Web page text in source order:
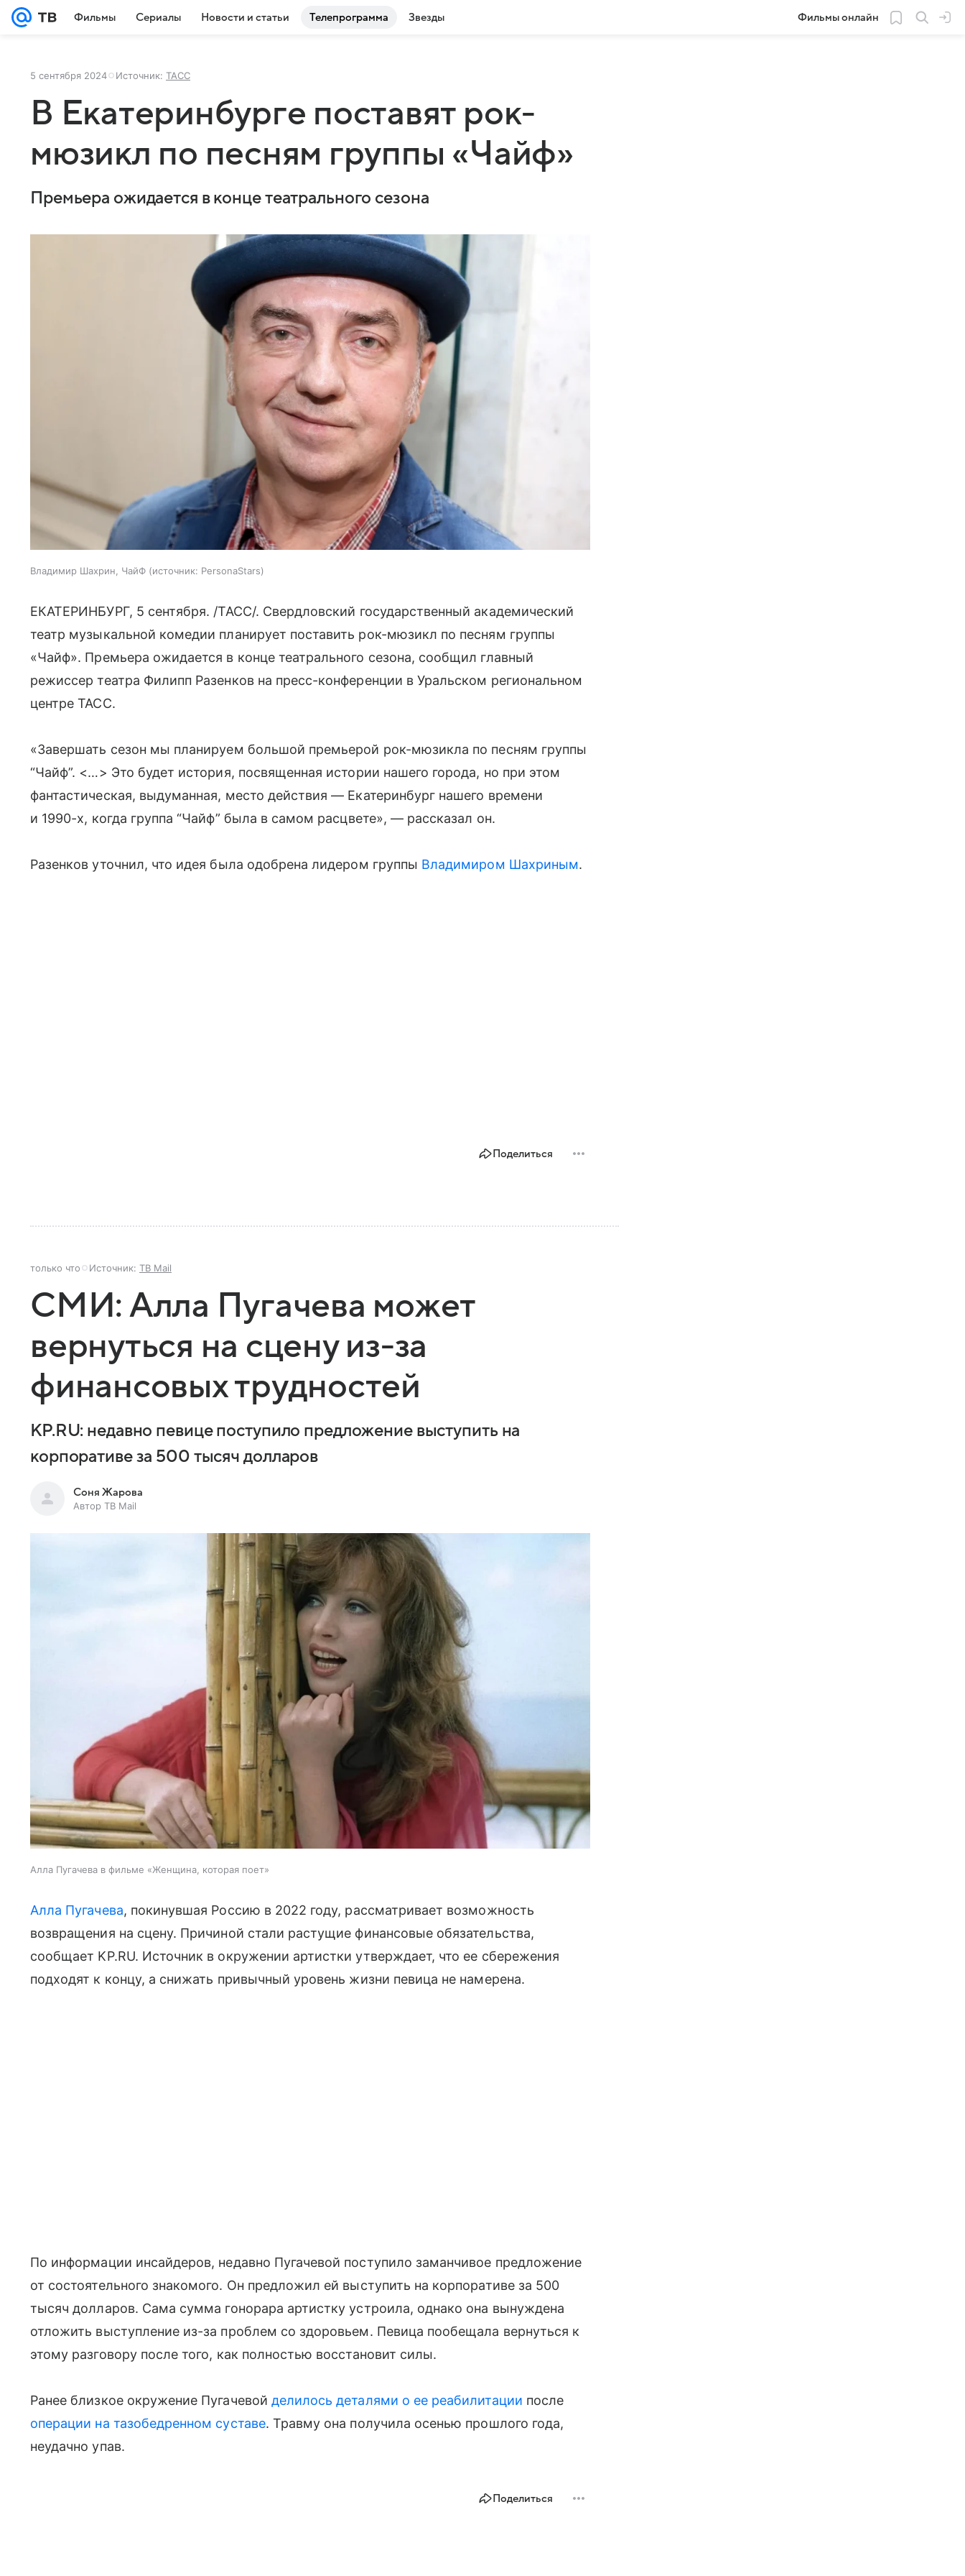
Фильмы Сериалы Новости и статьи Телепрограмма Звезды Фильмы онлайн
5 сентября 2024 Источник: ТАСС
В Екатеринбурге поставят рок-
мюзикл по песням группы «Чайф»
Премьера ожидается в конце театрального сезона
Владимир Шахрин, ЧайФ источник: PersonaStars
ЕКАТЕРИНБУРГ, 5 сентября. /ТАСС/. Свердловский государственный академический
театр музыкальной комедии планирует поставить рок-мюзикл по песням группы
«Чайф». Премьера ожидается в конце театрального сезона, сообщил главный
режиссер театра Филипп Разенков на пресс-конференции в Уральском региональном
центре ТАСС.
«Завершать сезон мы планируем большой премьерой рок-мюзикла по песням группы
“Чайф”. <…> Это будет история, посвященная истории нашего города, но при этом
фантастическая, выдуманная, место действия — Екатеринбург нашего времени
и 1990-х, когда группа “Чайф” была в самом расцвете», — рассказал он.
Разенков уточнил, что идея была одобрена лидером группы Владимиром Шахриным.
Поделиться
только что Источник: ТВ Mail
СМИ: Алла Пугачева может
вернуться на сцену из-за
финансовых трудностей
KP.RU: недавно певице поступило предложение выступить на
корпоративе за 500 тысяч долларов
Соня Жарова
Автор ТВ Mail
Алла Пугачева в фильме «Женщина, которая поет»
Алла Пугачева, покинувшая Россию в 2022 году, рассматривает возможность
возвращения на сцену. Причиной стали растущие финансовые обязательства,
сообщает KP.RU. Источник в окружении артистки утверждает, что ее сбережения
подходят к концу, а снижать привычный уровень жизни певица не намерена.
По информации инсайдеров, недавно Пугачевой поступило заманчивое предложение
от состоятельного знакомого. Он предложил ей выступить на корпоративе за 500
тысяч долларов. Сама сумма гонорара артистку устроила, однако она вынуждена
отложить выступление из-за проблем со здоровьем. Певица пообещала вернуться к
этому разговору после того, как полностью восстановит силы.
Ранее близкое окружение Пугачевой делилось деталями о ее реабилитации после
операции на тазобедренном суставе. Травму она получила осенью прошлого года,
неудачно упав.
Поделиться